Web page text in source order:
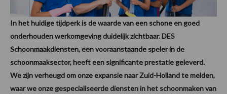
In het huidige tijdperk is de waarde van een schone en goed
onderhouden werkomgeving duidelijk zichtbaar. DES
Schoonmaakdiensten, een vooraanstaande speler in de
schoonmaaksector, heeft een significante prestatie geleverd.
We zijn verheugd om onze expansie naar Zuid-Holland te melden,
waar we onze gespecialiseerde diensten in het schoonmaken van